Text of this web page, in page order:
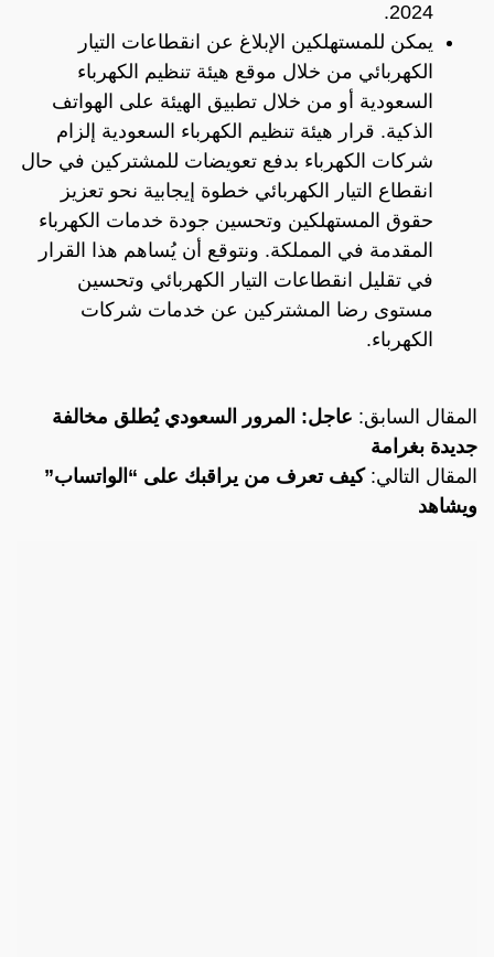
2024.
يمكن للمستهلكين الإبلاغ عن انقطاعات التيار
الكهربائي من خلال موقع هيئة تنظيم الكهرباء
السعودية أو من خلال تطبيق الهيئة على الهواتف
الذكية. قرار هيئة تنظيم الكهرباء السعودية إلزام
شركات الكهرباء بدفع تعويضات للمشتركين في حال
انقطاع التيار الكهربائي خطوة إيجابية نحو تعزيز
حقوق المستهلكين وتحسين جودة خدمات الكهرباء
المقدمة في المملكة. ونتوقع أن يُساهم هذا القرار
في تقليل انقطاعات التيار الكهربائي وتحسين
مستوى رضا المشتركين عن خدمات شركات
الكهرباء.
المقال السابق: عاجل: المرور السعودي يُطلق مخالفة
جديدة بغرامة
المقال التالي:كيف تعرف من يراقبك على “الواتساب”
ويشاهد